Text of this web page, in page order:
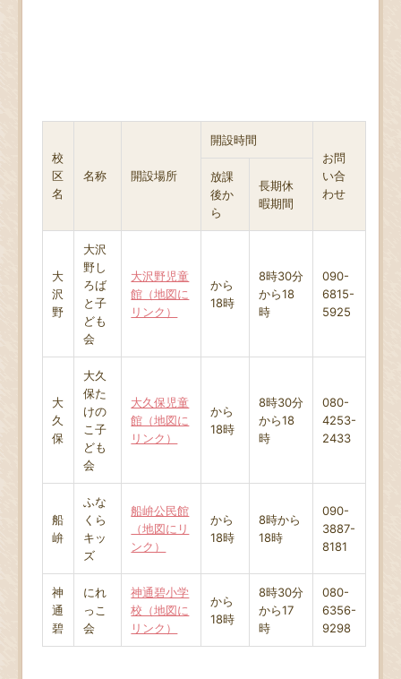
校
区
名
名称 開設場所
開設時間
お問
い合
わせ
放課
後か
ら
長期休
暇期間
大
沢
野
大沢
野し
ろば
と子
ども
会
大沢野児童
館（地図に
リンク）
から
18時
8時30分
から18
時
090-
6815-
5925
大
久
保
大久
保た
けの
こ子
ども
会
大久保児童
館（地図に
リンク）
から
18時
8時30分
から18
時
080-
4253-
2433
船
峅
ふな
くら
キッ
ズ
船峅公民館
（地図にリ
ンク）
から
18時
8時から
18時
090-
3887-
8181
神
通
碧
にれ
っこ
会
神通碧小学
校（地図に
リンク）
から
18時
8時30分
から17
時
080-
6356-
9298